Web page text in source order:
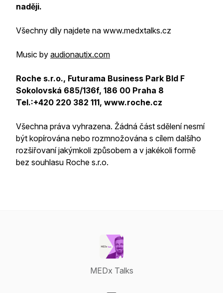
naději.
Všechny díly najdete na www.medxtalks.cz
Music by audionautix.com
Roche s.r.o., Futurama Business Park Bld F
Sokolovská 685/136f, 186 00 Praha 8
Tel.:+420 220 382 111, www.roche.cz
Všechna práva vyhrazena. Žádná část sdělení nesmí
být kopírována nebo rozmnožována s cílem dalšího
rozšiřovaní jakýmkoli způsobem a v jakékoli formě
bez souhlasu Roche s.r.o.
MEDx Talks